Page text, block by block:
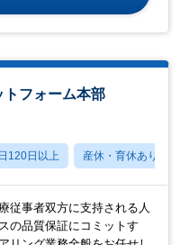
フォーム本部
120日以上 産休・育休あり
従事者双方に支持される人
の品質保証にコミットす